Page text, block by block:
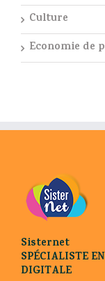
Culture
Economie de
Sisternet
SPÉCIALISTE
DIGITALE